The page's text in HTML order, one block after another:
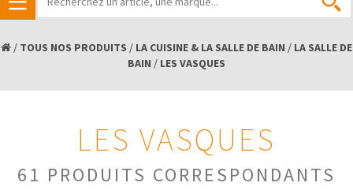
/ TOUS NOS PRODUITS / LA CUISINE & LA SALLE DE BAIN / LA SALLE DE
BAIN / LES VASQUES
LES VASQUES
61 PRODUITS CORRESPONDANTS